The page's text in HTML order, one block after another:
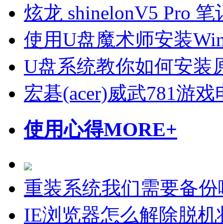
炫龙 shinelonV5 Pro
使用U盘魔术师安装
U盘系统教你如何安装
宏碁(acer)威武781游
使用心得MORE+
重装系统我们需要备
IE浏览器怎么解除脱机